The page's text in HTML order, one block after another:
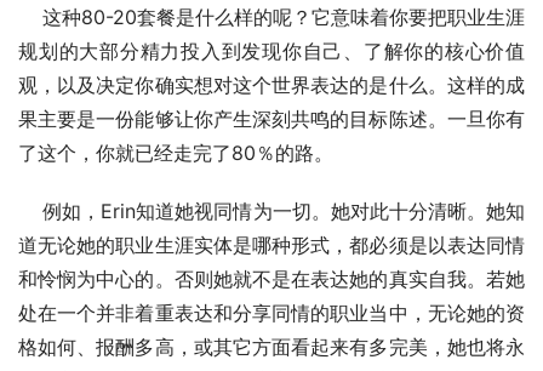
这种80-20套餐是什么样的呢？它意味着你要把职业生涯
规划的大部分精力投入到发现你自己、了解你的核心价值
观，以及决定你确实想对这个世界表达的是什么。这样的成
果主要是一份能够让你产生深刻共鸣的目标陈述。一旦你有
了这个，你就已经走完了80％的路。
例如，Erin知道她视同情为一切。她对此十分清晰。她知
道无论她的职业生涯实体是哪种形式，都必须是以表达同情
和怜悯为中心的。否则她就不是在表达她的真实自我。若她
处在一个并非着重表达和分享同情的职业当中，无论她的资
格如何、报酬多高，或其它方面看起来有多完美，她也将永